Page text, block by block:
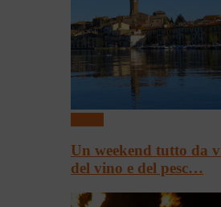
Un weekend tutto da
del vino e del pesc…